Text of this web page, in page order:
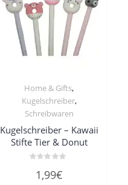
Home & Gifts,
Kugelschreiber,
Schreibwaren
Kugelschreiber – Kawaii
Stifte Tier & Donut
mit1,99€